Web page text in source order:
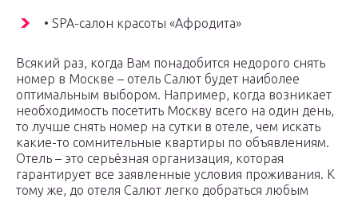
• SPA-салон красоты «Афродита»
Всякий раз, когда Вам понадобится недорого снять
номер в Москве – отель Салют будет наиболее
оптимальным выбором. Например, когда возникает
необходимость посетить Москву всего на один день,
то лучше снять номер на сутки в отеле, чем искать
какие-то сомнительные квартиры по объявлениям.
Отель – это серьёзная организация, которая
гарантирует все заявленные условия проживания. К
тому же, до отеля Салют легко добраться любым